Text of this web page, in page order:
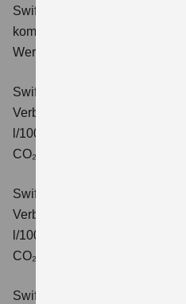
Swift 1.2 DUALJET HYBRID
kombinierter
Wert der CO₂-Emission: 99 g/
Swift 1.2 DUALJET HYBRID
Verbrauchswerte: kombinierter
l/100km; kombinierter Wert
CO₂-Klasse: C.
Swift 1.2 DUALJET HYBRID
Verbrauchswerte: kombinierter
l/100km; kombinierter Wert
CO₂-Klasse: C.
Swift 1.2 DUALJET HYBRID